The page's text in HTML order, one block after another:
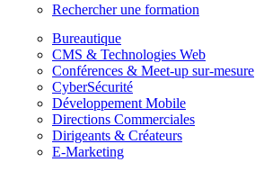
Rechercher une formation
Bureautique
CMS & Technologies Web
Conférences & Meet-up sur-mesure
CyberSécurité
Développement Mobile
Directions Commerciales
Dirigeants & Créateurs
E-Marketing